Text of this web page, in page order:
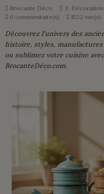
Brocante Déco 🏺
0 commentaire(s)
1522 vue(s)
Découvrez l’univers des
histoire, styles,
ou sublimez votre cuisine
BrocanteDéco.com.